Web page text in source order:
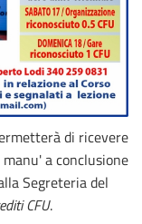
di ricevere
a conclusione
Segreteria del
CFU.